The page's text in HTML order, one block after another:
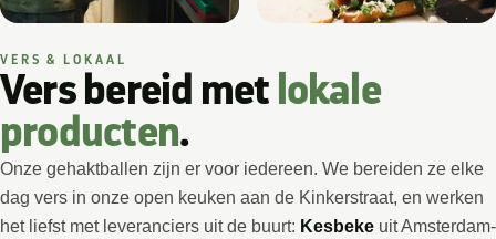
VERS & LOKAAL
Vers bereid met lokale
producten.
Onze gehaktballen zijn er voor iedereen. We bereiden ze elke
dag vers in onze open keuken aan de Kinkerstraat, en werken
het liefst met leveranciers uit de buurt: Kesbeke uit Amsterdam-